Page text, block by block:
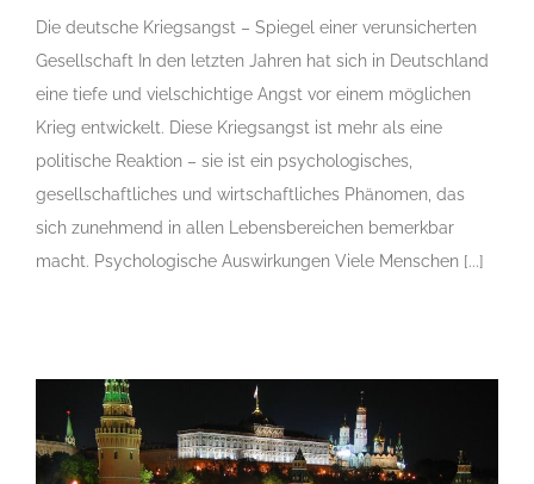
Die deutsche Kriegsangst – Spiegel einer verunsicherten
Gesellschaft In den letzten Jahren hat sich in Deutschland
eine tiefe und vielschichtige Angst vor einem möglichen
Krieg entwickelt. Diese Kriegsangst ist mehr als eine
politische Reaktion – sie ist ein psychologisches,
gesellschaftliches und wirtschaftliches Phänomen, das
sich zunehmend in allen Lebensbereichen bemerkbar
macht. Psychologische Auswirkungen Viele Menschen [...]